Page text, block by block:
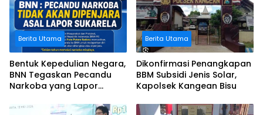
Berita Utama
Bentuk Kepedulian Negara,
BNN Tegaskan Pecandu
Narkoba yang Lapor
Dipenjara
Berita Utama
Dikonfirmasi Penangkapan
BBM Subsidi Jenis Solar,
Kapolsek Kangean Bisu